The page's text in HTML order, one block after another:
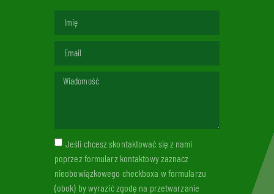
Jeśli chcesz skontaktować się z nami
poprzez formularz kontaktowy zaznacz
nieobowiązkowego checkboxa w formularzu
(obok) by wyrazić zgodę na przetwarzanie